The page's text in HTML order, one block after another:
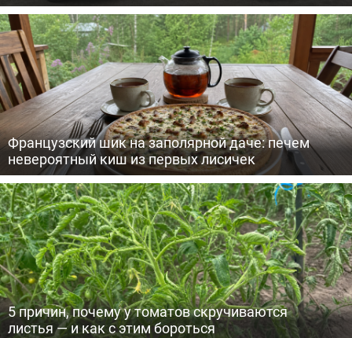
Французский шик на заполярной даче: печем
невероятный киш из первых лисичек
5 причин, почему у томатов скручиваются
листья — и как с этим бороться